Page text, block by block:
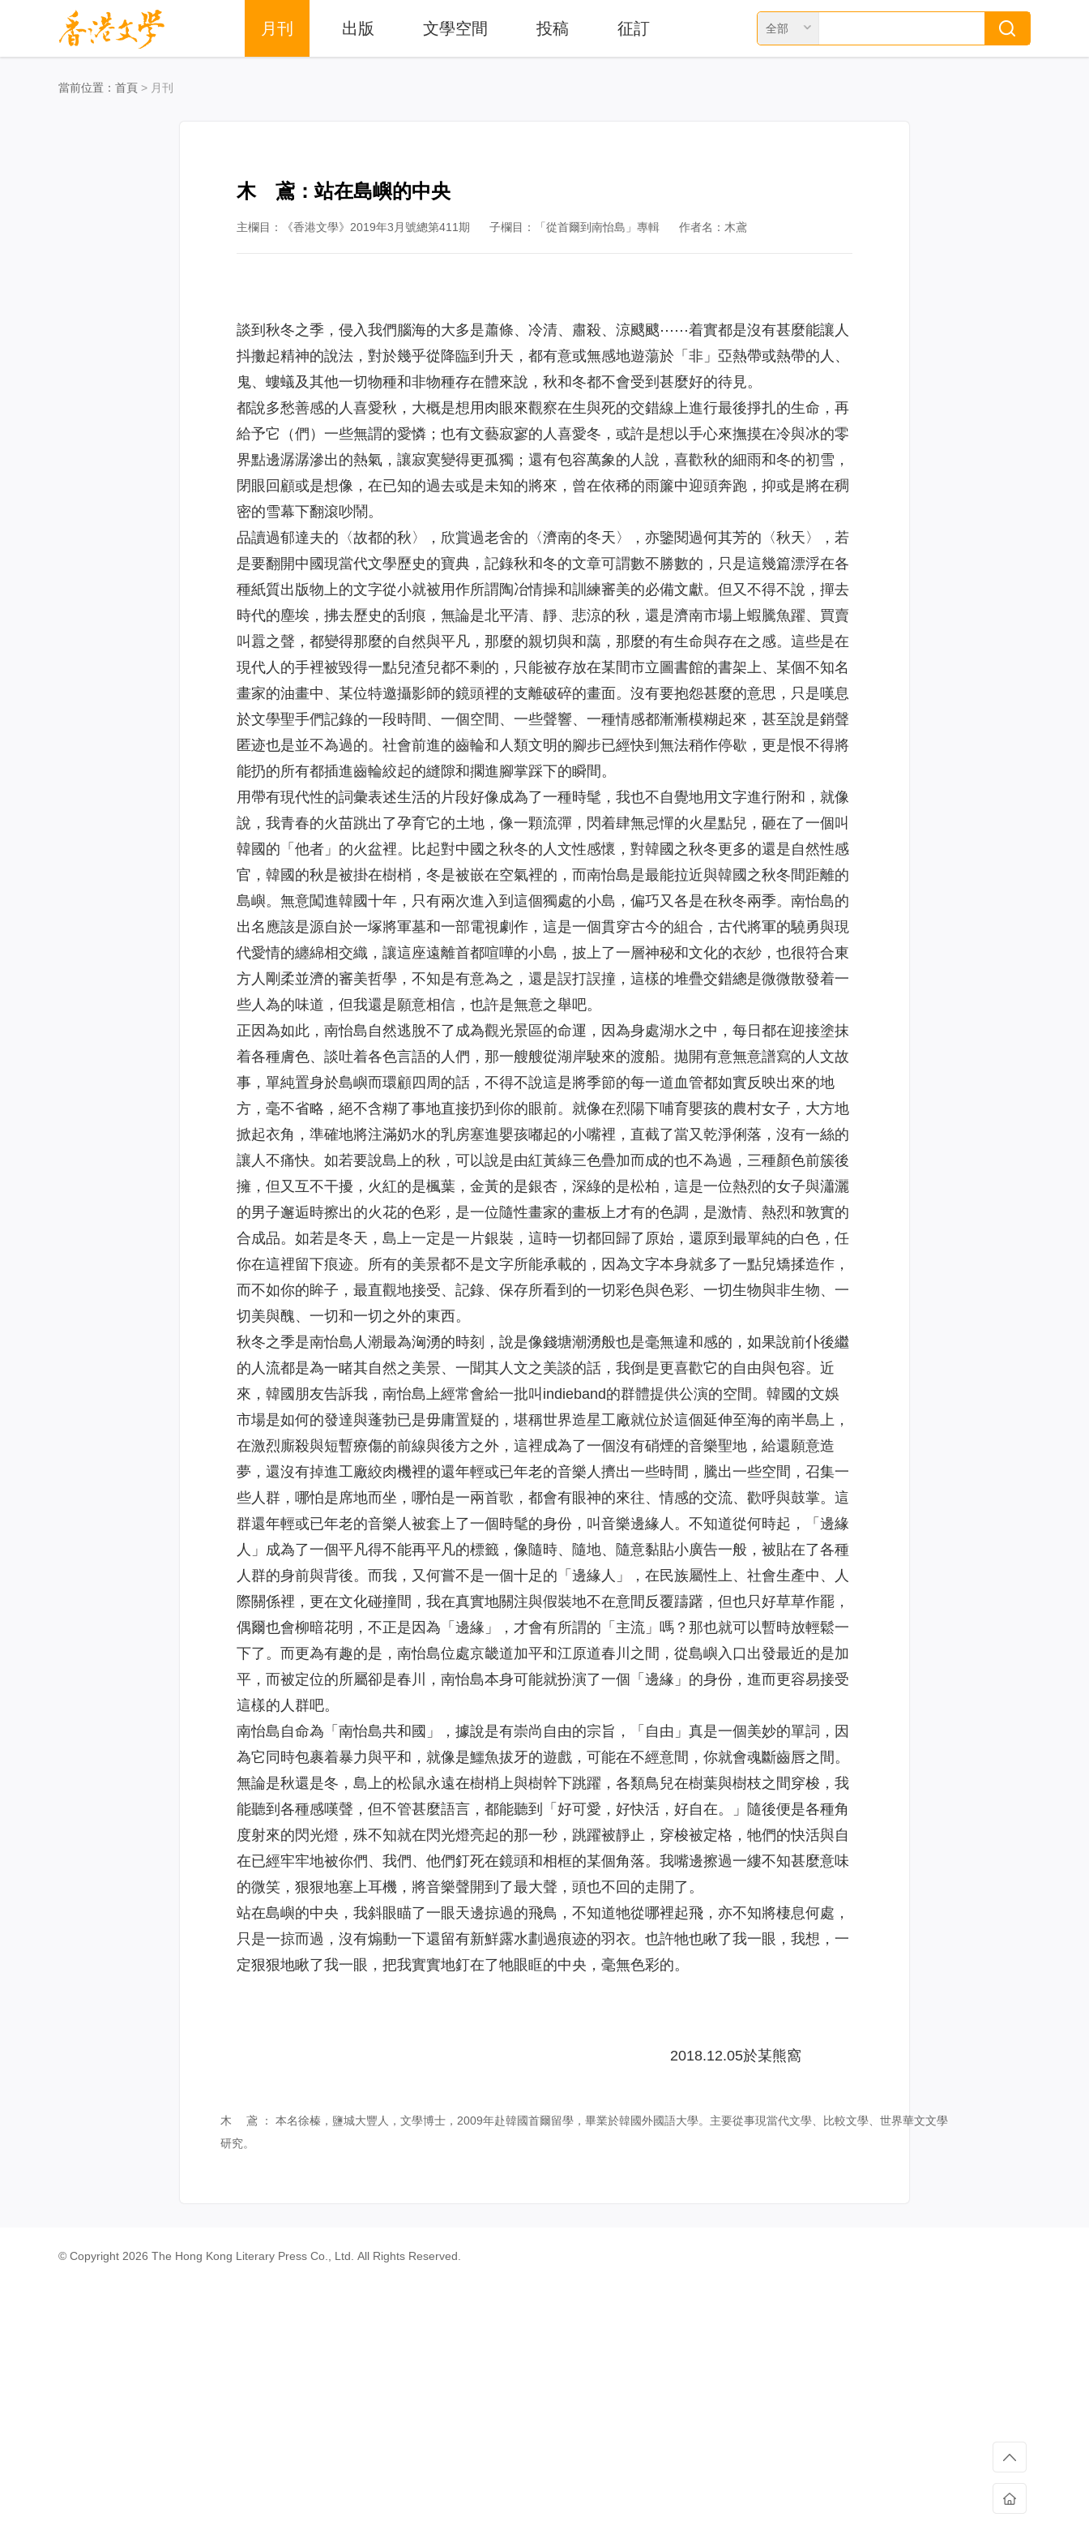
月刊 出版 文學空間 投稿 征訂 全部
當前位置： 首頁 > 月刊
木 鳶：站在島嶼的中央
主欄目：《香港文學》2019年3月號總第411期 子欄目：「從首爾到南怡島」專輯 作者名：木鳶
談到秋冬之季，侵入我們腦海的大多是蕭條、冷清、肅殺、涼颼颼⋯⋯着實都是沒有甚麼能讓人
抖擻起精神的說法，對於幾乎從降臨到升天，都有意或無感地遊蕩於「非」亞熱帶或熱帶的人、
鬼、螻蟻及其他一切物種和非物種存在體來說，秋和冬都不會受到甚麼好的待見。
都說多愁善感的人喜愛秋，大概是想用肉眼來觀察在生與死的交錯線上進行最後掙扎的生命，再
給予它（們）一些無謂的愛憐；也有文藝寂寥的人喜愛冬，或許是想以手心來撫摸在冷與冰的零
界點邊潺潺滲出的熱氣，讓寂寞變得更孤獨；還有包容萬象的人說，喜歡秋的細雨和冬的初雪，
閉眼回顧或是想像，在已知的過去或是未知的將來，曾在依稀的雨簾中迎頭奔跑，抑或是將在稠
密的雪幕下翻滾吵鬧。
品讀過郁達夫的〈故都的秋〉，欣賞過老舍的〈濟南的冬天〉，亦鑒閱過何其芳的〈秋天〉，若
是要翻開中國現當代文學歷史的寶典，記錄秋和冬的文章可謂數不勝數的，只是這幾篇漂浮在各
種紙質出版物上的文字從小就被用作所謂陶冶情操和訓練審美的必備文獻。但又不得不說，撣去
時代的塵埃，拂去歷史的刮痕，無論是北平清、靜、悲涼的秋，還是濟南市場上蝦騰魚躍、買賣
叫囂之聲，都變得那麼的自然與平凡，那麼的親切與和藹，那麼的有生命與存在之感。這些是在
現代人的手裡被毀得一點兒渣兒都不剩的，只能被存放在某間市立圖書館的書架上、某個不知名
畫家的油畫中、某位特邀攝影師的鏡頭裡的支離破碎的畫面。沒有要抱怨甚麼的意思，只是嘆息
於文學聖手們記錄的一段時間、一個空間、一些聲響、一種情感都漸漸模糊起來，甚至說是銷聲
匿迹也是並不為過的。社會前進的齒輪和人類文明的腳步已經快到無法稍作停歇，更是恨不得將
能扔的所有都插進齒輪絞起的縫隙和擱進腳掌踩下的瞬間。
用帶有現代性的詞彙表述生活的片段好像成為了一種時髦，我也不自覺地用文字進行附和，就像
說，我青春的火苗跳出了孕育它的土地，像一顆流彈，閃着肆無忌憚的火星點兒，砸在了一個叫
韓國的「他者」的火盆裡。比起對中國之秋冬的人文性感懷，對韓國之秋冬更多的還是自然性感
官，韓國的秋是被掛在樹梢，冬是被嵌在空氣裡的，而南怡島是最能拉近與韓國之秋冬間距離的
島嶼。無意闖進韓國十年，只有兩次進入到這個獨處的小島，偏巧又各是在秋冬兩季。南怡島的
出名應該是源自於一塚將軍墓和一部電視劇作，這是一個貫穿古今的組合，古代將軍的驍勇與現
代愛情的纏綿相交織，讓這座遠離首都喧嘩的小島，披上了一層神秘和文化的衣紗，也很符合東
方人剛柔並濟的審美哲學，不知是有意為之，還是誤打誤撞，這樣的堆疊交錯總是微微散發着一
些人為的味道，但我還是願意相信，也許是無意之舉吧。
正因為如此，南怡島自然逃脫不了成為觀光景區的命運，因為身處湖水之中，每日都在迎接塗抹
着各種膚色、談吐着各色言語的人們，那一艘艘從湖岸駛來的渡船。拋開有意無意譜寫的人文故
事，單純置身於島嶼而環顧四周的話，不得不說這是將季節的每一道血管都如實反映出來的地
方，毫不省略，絕不含糊了事地直接扔到你的眼前。就像在烈陽下哺育嬰孩的農村女子，大方地
掀起衣角，準確地將注滿奶水的乳房塞進嬰孩嘟起的小嘴裡，直截了當又乾淨俐落，沒有一絲的
讓人不痛快。如若要說島上的秋，可以說是由紅黃綠三色疊加而成的也不為過，三種顏色前簇後
擁，但又互不干擾，火紅的是楓葉，金黃的是銀杏，深綠的是松柏，這是一位熱烈的女子與瀟灑
的男子邂逅時擦出的火花的色彩，是一位隨性畫家的畫板上才有的色調，是激情、熱烈和敦實的
合成品。如若是冬天，島上一定是一片銀裝，這時一切都回歸了原始，還原到最單純的白色，任
你在這裡留下痕迹。所有的美景都不是文字所能承載的，因為文字本身就多了一點兒矯揉造作，
而不如你的眸子，最直觀地接受、記錄、保存所看到的一切彩色與色彩、一切生物與非生物、一
切美與醜、一切和一切之外的東西。
秋冬之季是南怡島人潮最為洶湧的時刻，說是像錢塘潮湧般也是毫無違和感的，如果說前仆後繼
的人流都是為一睹其自然之美景、一聞其人文之美談的話，我倒是更喜歡它的自由與包容。近
來，韓國朋友告訴我，南怡島上經常會給一批叫indieband的群體提供公演的空間。韓國的文娛
市場是如何的發達與蓬勃已是毋庸置疑的，堪稱世界造星工廠就位於這個延伸至海的南半島上，
在激烈廝殺與短暫療傷的前線與後方之外，這裡成為了一個沒有硝煙的音樂聖地，給還願意造
夢，還沒有掉進工廠絞肉機裡的還年輕或已年老的音樂人擠出一些時間，騰出一些空間，召集一
些人群，哪怕是席地而坐，哪怕是一兩首歌，都會有眼神的來往、情感的交流、歡呼與鼓掌。這
群還年輕或已年老的音樂人被套上了一個時髦的身份，叫音樂邊緣人。不知道從何時起，「邊緣
人」成為了一個平凡得不能再平凡的標籤，像隨時、隨地、隨意黏貼小廣告一般，被貼在了各種
人群的身前與背後。而我，又何嘗不是一個十足的「邊緣人」，在民族屬性上、社會生產中、人
際關係裡，更在文化碰撞間，我在真實地關注與假裝地不在意間反覆躊躇，但也只好草草作罷，
偶爾也會柳暗花明，不正是因為「邊緣」，才會有所謂的「主流」嗎？那也就可以暫時放輕鬆一
下了。而更為有趣的是，南怡島位處京畿道加平和江原道春川之間，從島嶼入口出發最近的是加
平，而被定位的所屬卻是春川，南怡島本身可能就扮演了一個「邊緣」的身份，進而更容易接受
這樣的人群吧。
南怡島自命為「南怡島共和國」，據說是有崇尚自由的宗旨，「自由」真是一個美妙的單詞，因
為它同時包裹着暴力與平和，就像是鱷魚拔牙的遊戲，可能在不經意間，你就會魂斷齒唇之間。
無論是秋還是冬，島上的松鼠永遠在樹梢上與樹幹下跳躍，各類鳥兒在樹葉與樹枝之間穿梭，我
能聽到各種感嘆聲，但不管甚麼語言，都能聽到「好可愛，好快活，好自在。」隨後便是各種角
度射來的閃光燈，殊不知就在閃光燈亮起的那一秒，跳躍被靜止，穿梭被定格，牠們的快活與自
在已經牢牢地被你們、我們、他們釘死在鏡頭和相框的某個角落。我嘴邊擦過一縷不知甚麼意味
的微笑，狠狠地塞上耳機，將音樂聲開到了最大聲，頭也不回的走開了。
站在島嶼的中央，我斜眼瞄了一眼天邊掠過的飛鳥，不知道牠從哪裡起飛，亦不知將棲息何處，
只是一掠而過，沒有煽動一下還留有新鮮露水劃過痕迹的羽衣。也許牠也瞅了我一眼，我想，一
定狠狠地瞅了我一眼，把我實實地釘在了牠眼眶的中央，毫無色彩的。
2018.12.05於某熊窩
木 鳶 ： 本名徐榛，鹽城大豐人，文學博士，2009年赴韓國首爾留學，畢業於韓國外國語大學。主要從事現當代文學、比較文學、世界華文文學
研究。
© Copyright 2026 The Hong Kong Literary Press Co., Ltd. All Rights Reserved.